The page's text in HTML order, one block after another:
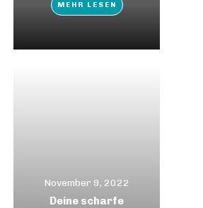
MEHR LESEN
November 9, 2022
Deine scharfe